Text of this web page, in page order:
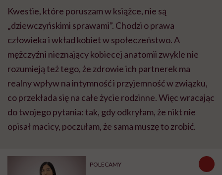
Kwestie, które poruszam w książce, nie są
„dziewczyńskimi sprawami”. Chodzi o prawa
człowieka i wkład kobiet w społeczeństwo. A
mężczyźni nieznający kobiecej anatomii zwykle nie
rozumieją też tego, że zdrowie ich partnerek ma
realny wpływ na intymność i przyjemność w związku,
co przekłada się na całe życie rodzinne. Więc wracając
do twojego pytania: tak, gdy odkryłam, że nikt nie
opisał macicy, poczułam, że sama muszę to zrobić.
POLECAMY